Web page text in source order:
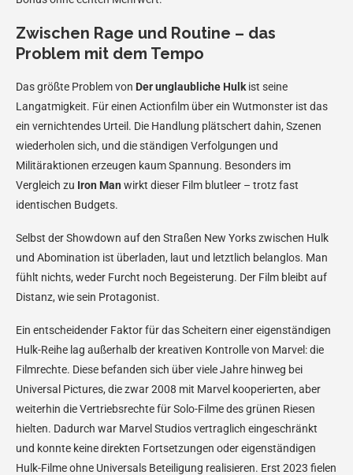
Zwischen Rage und Routine – das
Problem mit dem Tempo
Das größte Problem von Der unglaubliche Hulk ist seine
Langatmigkeit. Für einen Actionfilm über ein Wutmonster ist das
ein vernichtendes Urteil. Die Handlung plätschert dahin, Szenen
wiederholen sich, und die ständigen Verfolgungen und
Militäraktionen erzeugen kaum Spannung. Besonders im
Vergleich zu Iron Man wirkt dieser Film blutleer – trotz fast
identischen Budgets.
Selbst der Showdown auf den Straßen New Yorks zwischen Hulk
und Abomination ist überladen, laut und letztlich belanglos. Man
fühlt nichts, weder Furcht noch Begeisterung. Der Film bleibt auf
Distanz, wie sein Protagonist.
Ein entscheidender Faktor für das Scheitern einer eigenständigen
Hulk-Reihe lag außerhalb der kreativen Kontrolle von Marvel: die
Filmrechte. Diese befanden sich über viele Jahre hinweg bei
Universal Pictures, die zwar 2008 mit Marvel kooperierten, aber
weiterhin die Vertriebsrechte für Solo-Filme des grünen Riesen
hielten. Dadurch war Marvel Studios vertraglich eingeschränkt
und konnte keine direkten Fortsetzungen oder eigenständigen
Hulk-Filme ohne Universals Beteiligung realisieren. Erst 2023 fielen